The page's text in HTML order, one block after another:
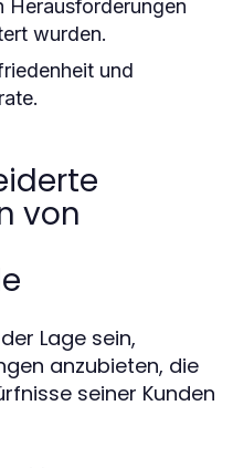
Herausforderungen
wurden.
und
von
Lage sein,
anzubieten, die
seiner Kunden